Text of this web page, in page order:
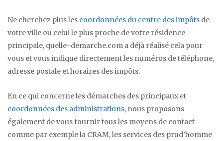
Ne cherchez plus les coordonnées du centre des impôts de
votre ville ou celui le plus proche de votre résidence
principale, quelle-demarche.com a déjà réalisé cela pour
vous et vous indique directement les numéros de téléphone,
adresse postale et horaires des impôts.
En ce qui concerne les démarches des principaux et
coordonnées des administrations, nous proposons
également de vous fournir tous les moyens de contact
comme par exemple la CRAM, les services des prud’homme